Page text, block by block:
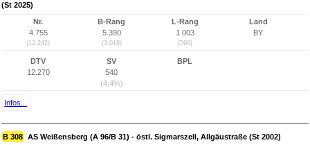
(St 2025)
Nr.
4.755
(12.242)
B-Rang
5.390
(3.018)
L-Rang
1.003
(590)
Land
BY
DTV
12.270
SV
540
(4,4%)
BPL
Infos...
B 308 AS Weißensberg (A 96/B 31) - östl. Sigmarszell, Allgäustraße (St 2002)